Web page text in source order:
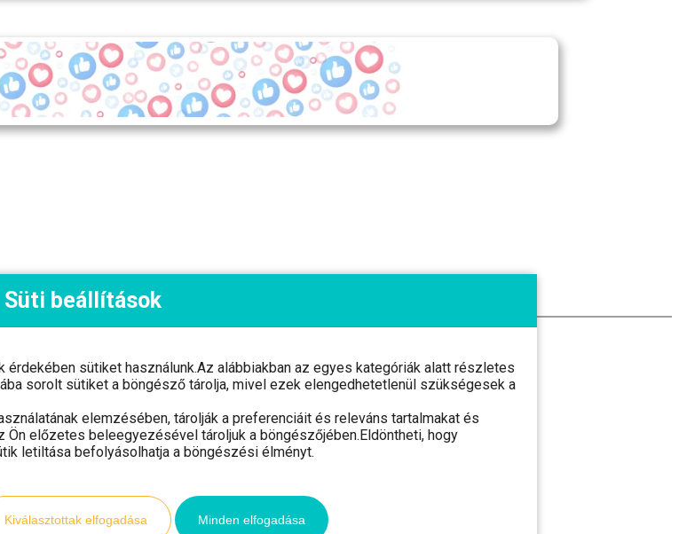
24768005-2-03
Süti beállítások
sütiket használunk.Az alábbiakban az egyes kategóriák alatt részletes
sorolt sütiket a böngésző tárolja, mivel ezek elengedhetetlenül szükségesek a
elemzésében, tárolják a preferenciáit és releváns tartalmakat és
előzetes beleegyezésével tároljuk a böngészőjében.Eldöntheti, hogy
letiltása befolyásolhatja a böngészési élményt.
Kiválasztottak elfogadása Minden elfogadása